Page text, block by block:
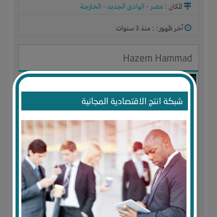
شبكة انتج الاقتصادية المجانية
المكان : مصر- الوادى الجديد - الخارجة
آخر ظهور: : منذ 3 سنوات
Hazem Hammad
الجنس : ذكر
لديـه : المال-الوقت - علاقات